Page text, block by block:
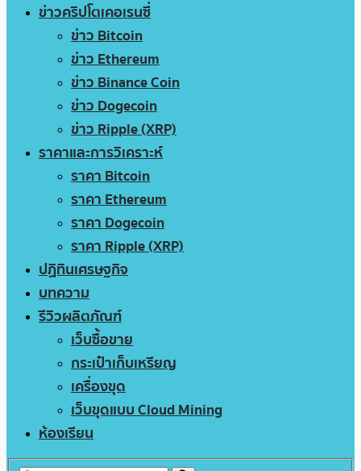
ข่าวคริปโตเคอเรนซี่
ข่าว Bitcoin
ข่าว Ethereum
ข่าว Binance Coin
ข่าว Dogecoin
ข่าว Ripple (XRP)
ราคาและการวิเคราะห์
ราคา Bitcoin
ราคา Ethereum
ราคา Dogecoin
ราคา Ripple (XRP)
ปฏิทินเศรษฐกิจ
บทความ
รีวิวผลิตภัณฑ์
เว็บซื้อขาย
กระเป๋าเก็บเหรียญ
เครื่องขุด
เว็บขุดแบบ Cloud Mining
ห้องเรียน